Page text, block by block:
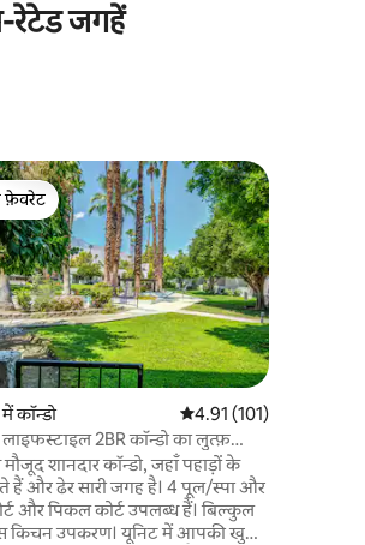
रेटेड जगहें
समीक्षाएँ
फ़ेवरेट
फ़ेवरेट
में कॉन्डो औसत रेटिंग 5 में से 4.91,
4.91 (101)
लाइफस्टाइल 2BR कॉन्डो का लुत्फ़
शानदार कॉन्डो, जहाँ पहाड़ों के
ढेर सारी जगह है। 4 पूल/स्पा और
और पिकल कोर्ट उपलब्ध हैं। बिल्कुल
यूनिट में आपकी खुशी